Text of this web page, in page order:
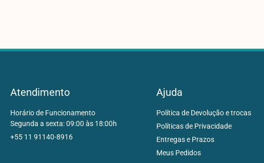
Atendimento
Horário de Funcionamento
Segunda a sexta: 09:00 às 18:00h
+55 11 91140-8916
Ajuda
Política de Devolução e trocas
Políticas de Privacidade
Entregas e Prazos
Meus Pedidos